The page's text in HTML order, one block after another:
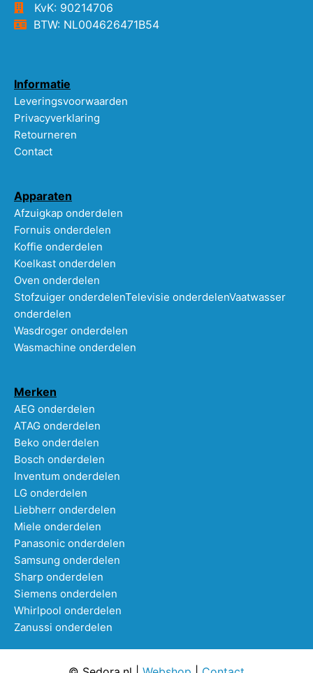
KvK: 90214706
BTW: NL004626471B54
Informatie
Leveringsvoorwaarden
Privacyverklaring
Retourneren
Contact
Apparaten
Afzuigkap onderdelen
Fornuis onderdelen
Koffie onderdelen
Koelkast onderdelen
Oven onderdelen
Stofzuiger onderdelenTelevisie onderdelenVaatwasser
onderdelen
Wasdroger onderdelen
Wasmachine onderdelen
Merken
AEG onderdelen
ATAG onderdelen
Beko onderdelen
Bosch onderdelen
Inventum onderdelen
LG onderdelen
Liebherr onderdelen
Miele onderdelen
Panasonic onderdelen
Samsung onderdelen
Sharp onderdelen
Siemens onderdelen
Whirlpool onderdelen
Zanussi onderdelen